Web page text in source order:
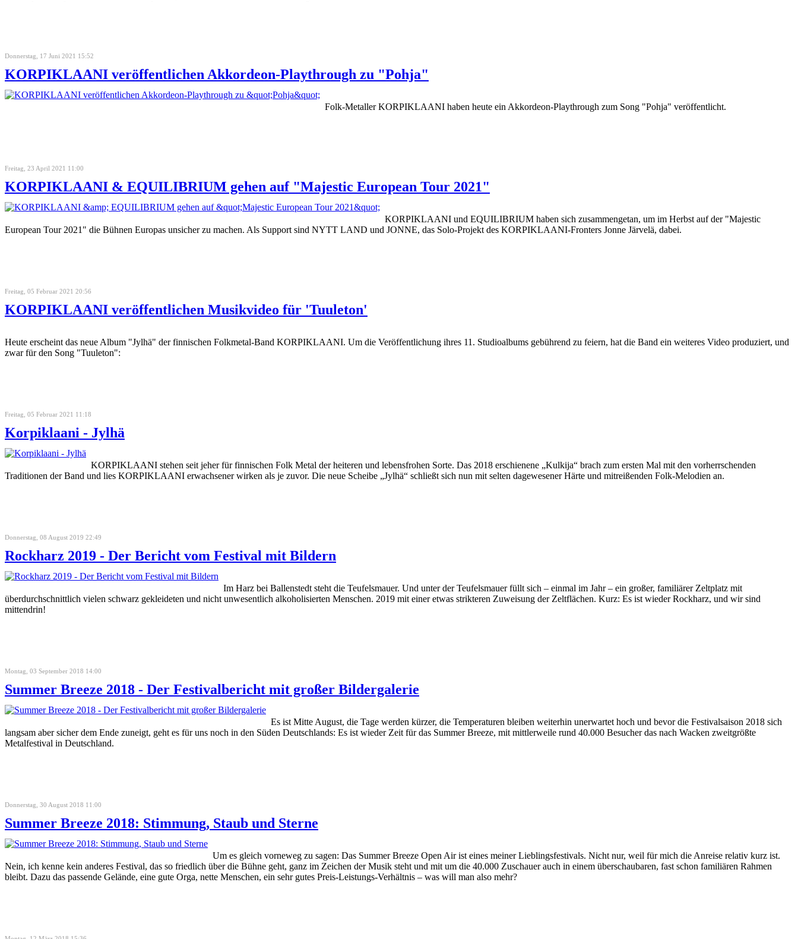
Donnerstag, 17 Juni 2021 15:52
KORPIKLAANI veröffentlichen Akkordeon-Playthrough zu "Pohja"
Folk-Metaller KORPIKLAANI haben heute ein Akkordeon-Playthrough zum Song "Pohja" veröffentlicht.
Freitag, 23 April 2021 11:00
KORPIKLAANI & EQUILIBRIUM gehen auf "Majestic European Tour 2021"
KORPIKLAANI und EQUILIBRIUM haben sich zusammengetan, um im Herbst auf der "Majestic
European Tour 2021" die Bühnen Europas unsicher zu machen. Als Support sind NYTT LAND und JONNE, das Solo-Projekt des KORPIKLAANI-Fronters Jonne Järvelä, dabei.
Freitag, 05 Februar 2021 20:56
KORPIKLAANI veröffentlichen Musikvideo für 'Tuuleton'
Heute erscheint das neue Album "Jylhä" der finnischen Folkmetal-Band KORPIKLAANI. Um die Veröffentlichung ihres 11. Studioalbums gebührend zu feiern, hat die Band ein weiteres Video produziert, und
zwar für den Song "Tuuleton":
Freitag, 05 Februar 2021 11:18
Korpiklaani - Jylhä
KORPIKLAANI stehen seit jeher für finnischen Folk Metal der heiteren und lebensfrohen Sorte. Das 2018 erschienene „Kulkija“ brach zum ersten Mal mit den vorherrschenden
Traditionen der Band und lies KORPIKLAANI erwachsener wirken als je zuvor. Die neue Scheibe „Jylhä“ schließt sich nun mit selten dagewesener Härte und mitreißenden Folk-Melodien an.
Donnerstag, 08 August 2019 22:49
Rockharz 2019 - Der Bericht vom Festival mit Bildern
Im Harz bei Ballenstedt steht die Teufelsmauer. Und unter der Teufelsmauer füllt sich – einmal im Jahr – ein großer, familiärer Zeltplatz mit
überdurchschnittlich vielen schwarz gekleideten und nicht unwesentlich alkoholisierten Menschen. 2019 mit einer etwas strikteren Zuweisung der Zeltflächen. Kurz: Es ist wieder Rockharz, und wir sind
mittendrin!
Montag, 03 September 2018 14:00
Summer Breeze 2018 - Der Festivalbericht mit großer Bildergalerie
Es ist Mitte August, die Tage werden kürzer, die Temperaturen bleiben weiterhin unerwartet hoch und bevor die Festivalsaison 2018 sich
langsam aber sicher dem Ende zuneigt, geht es für uns noch in den Süden Deutschlands: Es ist wieder Zeit für das Summer Breeze, mit mittlerweile rund 40.000 Besucher das nach Wacken zweitgrößte
Metalfestival in Deutschland.
Donnerstag, 30 August 2018 11:00
Summer Breeze 2018: Stimmung, Staub und Sterne
Um es gleich vorneweg zu sagen: Das Summer Breeze Open Air ist eines meiner Lieblingsfestivals. Nicht nur, weil für mich die Anreise relativ kurz ist.
Nein, ich kenne kein anderes Festival, das so friedlich über die Bühne geht, ganz im Zeichen der Musik steht und mit um die 40.000 Zuschauer auch in einem überschaubaren, fast schon familiären Rahmen
bleibt. Dazu das passende Gelände, eine gute Orga, nette Menschen, ein sehr gutes Preis-Leistungs-Verhältnis – was will man also mehr?